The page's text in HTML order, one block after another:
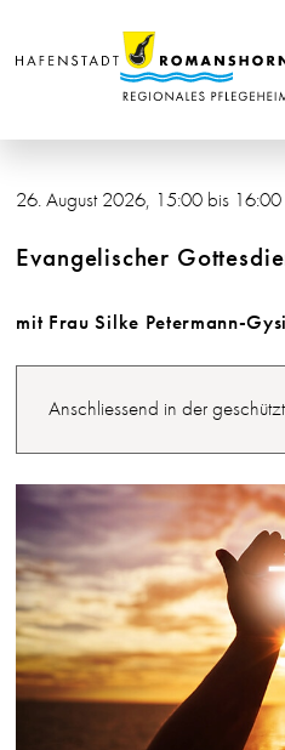
26. August 2026, 15:00 bis
Evangelischer
mit Frau Silke Petermann-
Anschliessend in der